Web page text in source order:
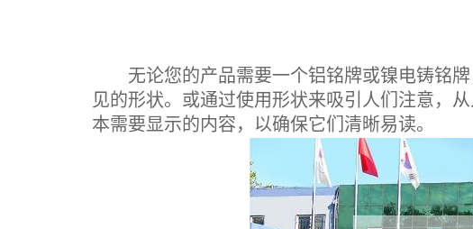
无论您的产品需要一个铝铭牌或镍电铸铭牌
见的形状。或通过使用形状来吸引人们注意，
本需要显示的内容，以确保它们清晰易读。